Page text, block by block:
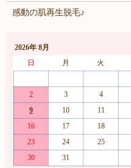
感動の肌再生脱毛♪
2026年 8月
日
月 火
2
3 4
9
10 11
16
17 18
23
24 25
30
31